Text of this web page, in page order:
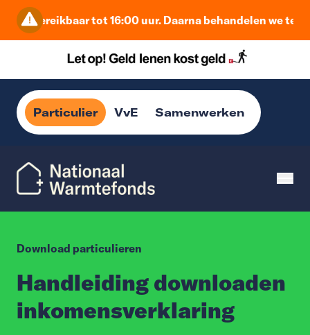
bereikbaar tot 16:00 uur. Daarna behandelen we
Particulier VvE Samenwerken
Download particulieren
Handleiding downloaden
inkomensverklaring